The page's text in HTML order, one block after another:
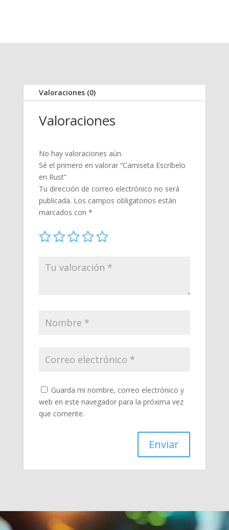
Valoraciones (0)
Valoraciones
No hay valoraciones aún.
Sé el primero en valorar “Camiseta Escríbelo
en Rust”
Tu dirección de correo electrónico no será
publicada. Los campos obligatorios están
marcados con *
Guarda mi nombre, correo electrónico y
web en este navegador para la próxima vez
que comente.